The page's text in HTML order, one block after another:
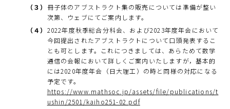
（３） 冊子体のアブストラクト集の販売については準備が整い
次第、ウェブにてご案内します。
（４） 2022年度秋季総合分科会、および2023年度年会において
今回提出されたアブストラクトについて口頭発表するこ
とも可とします。これにつきましては、あらためて数学
通信の会報において詳しくご案内いたしますが，基本的
には2020年度年会（日大理工）の時と同様の対応になる
予定です。
https://www.mathsoc.jp/assets/file/publications/t
ushin/2501/kaiho251-02.pdf